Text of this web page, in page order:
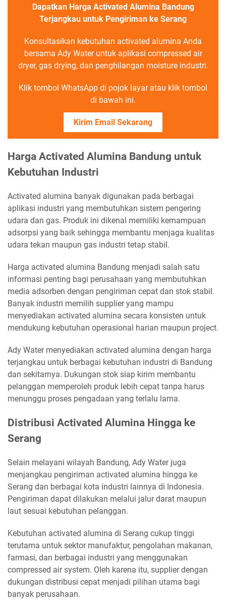
Dapatkan Harga Activated Alumina Bandung
Terjangkau untuk Pengiriman ke Serang
Konsultasikan kebutuhan activated alumina Anda
bersama Ady Water untuk aplikasi compressed air
dryer, gas drying, dan penghilangan moisture industri.
Klik tombol WhatsApp di pojok layar atau klik tombol
di bawah ini.
Kirim Email Sekarang
Harga Activated Alumina Bandung untuk
Kebutuhan Industri
Activated alumina banyak digunakan pada berbagai
aplikasi industri yang membutuhkan sistem pengering
udara dan gas. Produk ini dikenal memiliki kemampuan
adsorpsi yang baik sehingga membantu menjaga kualitas
udara tekan maupun gas industri tetap stabil.
Harga activated alumina Bandung menjadi salah satu
informasi penting bagi perusahaan yang membutuhkan
media adsorben dengan pengiriman cepat dan stok stabil.
Banyak industri memilih supplier yang mampu
menyediakan activated alumina secara konsisten untuk
mendukung kebutuhan operasional harian maupun project.
Ady Water menyediakan activated alumina dengan harga
terjangkau untuk berbagai kebutuhan industri di Bandung
dan sekitarnya. Dukungan stok siap kirim membantu
pelanggan memperoleh produk lebih cepat tanpa harus
menunggu proses pengadaan yang terlalu lama.
Distribusi Activated Alumina Hingga ke
Serang
Selain melayani wilayah Bandung, Ady Water juga
menjangkau pengiriman activated alumina hingga ke
Serang dan berbagai kota industri lainnya di Indonesia.
Pengiriman dapat dilakukan melalui jalur darat maupun
laut sesuai kebutuhan pelanggan.
Kebutuhan activated alumina di Serang cukup tinggi
terutama untuk sektor manufaktur, pengolahan makanan,
farmasi, dan berbagai industri yang menggunakan
compressed air system. Oleh karena itu, supplier dengan
dukungan distribusi cepat menjadi pilihan utama bagi
banyak perusahaan.